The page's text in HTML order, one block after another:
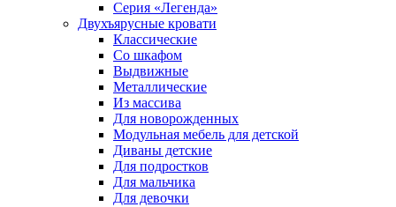
Серия «Легенда»
Двухъярусные кровати
Классические
Со шкафом
Выдвижные
Металлические
Из массива
Для новорожденных
Модульная мебель для детской
Диваны детские
Для подростков
Для мальчика
Для девочки